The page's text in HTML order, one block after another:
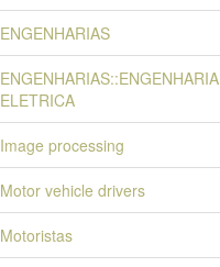
ENGENHARIAS
ENGENHARIAS::ENGENHARIA
ELETRICA
Image processing
Motor vehicle drivers
Motoristas